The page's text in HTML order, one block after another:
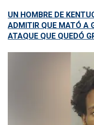
UN HOMBRE DE
ADMITIR QUE MATÓ A
ATAQUE QUE QUEDÓ